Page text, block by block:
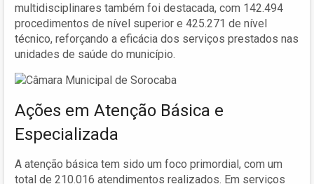
multidisciplinares também foi destacada, com 142.494
procedimentos de nível superior e 425.271 de nível
técnico, reforçando a eficácia dos serviços prestados nas
unidades de saúde do município.
Ações em Atenção Básica e
Especializada
A atenção básica tem sido um foco primordial, com um
total de 210.016 atendimentos realizados. Em serviços